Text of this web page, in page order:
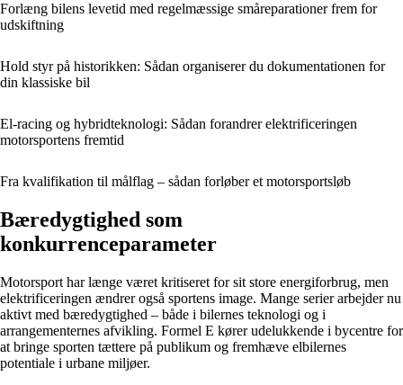
Forlæng bilens levetid med regelmæssige småreparationer frem for
udskiftning
Hold styr på historikken: Sådan organiserer du dokumentationen for
din klassiske bil
El-racing og hybridteknologi: Sådan forandrer elektrificeringen
motorsportens fremtid
Fra kvalifikation til målflag – sådan forløber et motorsportsløb
Bæredygtighed som
konkurrenceparameter
Motorsport har længe været kritiseret for sit store energiforbrug, men
elektrificeringen ændrer også sportens image. Mange serier arbejder nu
aktivt med bæredygtighed – både i bilernes teknologi og i
arrangementernes afvikling. Formel E kører udelukkende i bycentre for
at bringe sporten tættere på publikum og fremhæve elbilernes
potentiale i urbane miljøer.